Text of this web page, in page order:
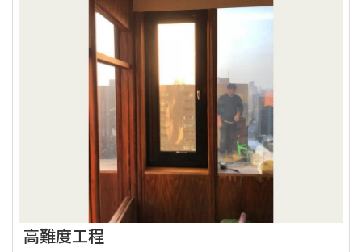
高難度工程